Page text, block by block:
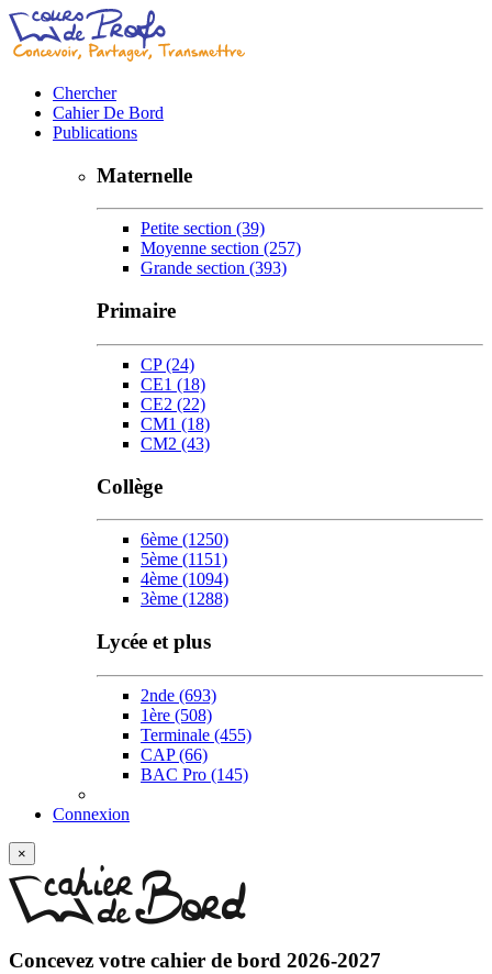
Chercher
Cahier De Bord
Publications
Maternelle
Petite section (39)
Moyenne section (257)
Grande section (393)
Primaire
CP(24)
CE1 (18)
CE2 (22)
CM1 (18)
CM2 (43)
Collège
6ème (1250)
5ème (1151)
4ème (1094)
3ème (1288)
Lycée et plus
2nde (693)
1ère (508)
Terminale (455)
CAP(66)
BAC Pro (145)
Connexion
×
Concevez votre cahier de bord 2026-2027